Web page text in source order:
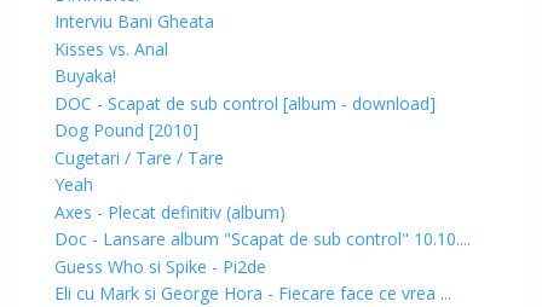
Interviu Bani Gheata
Kisses vs. Anal
Buyaka!
DOC - Scapat de sub control [album - download]
Dog Pound [2010]
Cugetari / Tare / Tare
Yeah
Axes - Plecat definitiv (album)
Doc - Lansare album "Scapat de sub control" 10.10....
Guess Who si Spike - Pi2de
Eli cu Mark si George Hora - Fiecare face ce vrea ...